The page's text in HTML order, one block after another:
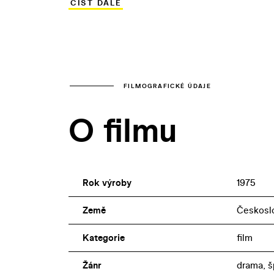
dekadentním, sladkém životě za
ČÍST DÁLE
FILMOGRAFICKÉ ÚDAJE
O filmu
Rok výroby 1975
Země
Kategorie film
Žánr drama,